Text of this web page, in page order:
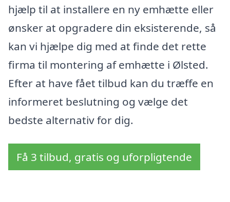
hjælp til at installere en ny emhætte eller
ønsker at opgradere din eksisterende, så
kan vi hjælpe dig med at finde det rette
firma til montering af emhætte i Ølsted.
Efter at have fået tilbud kan du træffe en
informeret beslutning og vælge det
bedste alternativ for dig.
Få 3 tilbud, gratis og uforpligtende